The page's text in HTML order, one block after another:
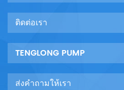
ติดต่อเรา
TENGLONG PUMP
ส่งคำถามให้เรา